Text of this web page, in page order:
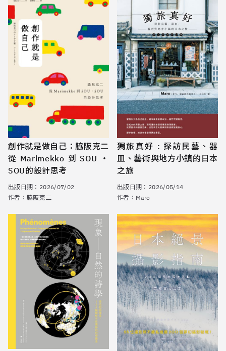
創作就是做自己：脇阪克二
從Marimekko到SOU・
SOU的設計思考
出版日期： 2026/07/02
作者：脇阪克二
獨旅真好 : 探訪民藝、器
皿、藝術與地方小鎮的日本
之旅
出版日期： 2026/05/14
作者： Maro